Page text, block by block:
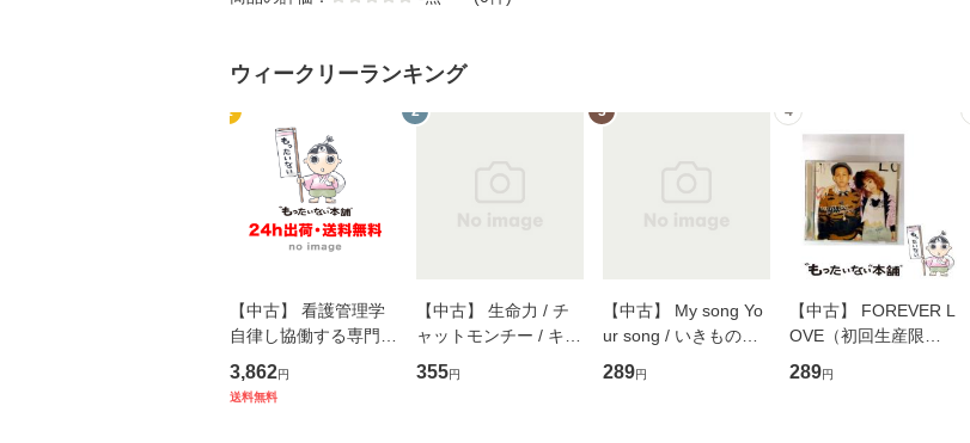
ウィークリーランキング
1
【中古】 看護管理学
自律し協働する専門職
の看護マネジメントス
キル 改訂第3版 (看護
3,862円
送料無料
2
【中古】 生命力 / チ
ャットモンチー / キュ
ーンレコード [CD]
【メール便送料無料】
355円
3
【中古】 My song Yo
ur song / いきものが
かり / [CD]【メール便
送料無料】
289円
4
【中古】 FOREVER L
OVE（初回生産限定
盤） / 清水翔太×加藤
ミリヤ / [CD]【メール
289円